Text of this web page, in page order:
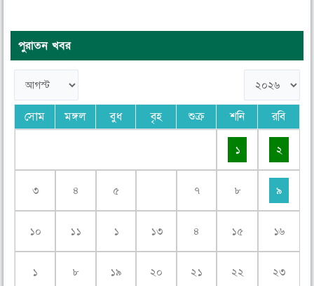
পুরাতন খবর
সোম মঙ্গল বুধ বৃহ শুক্র শনি রবি
১ ২
৩ ৪ ৫ ৭ ৮ ৯
১০ ১১ ১ ১৩ ৪ ১৫ ১৬
১ ৮ ১৯ ২০ ২১ ২২ ২৩